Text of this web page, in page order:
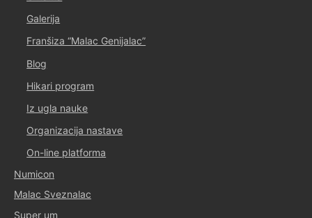
Galerija
Franšiza “Malac Genijalac”
Blog
Hikari program
Iz ugla nauke
Organizacija nastave
On-line platforma
Numicon
Malac Sveznalac
Super um